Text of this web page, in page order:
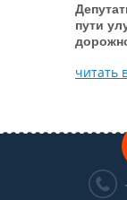
пути
читать